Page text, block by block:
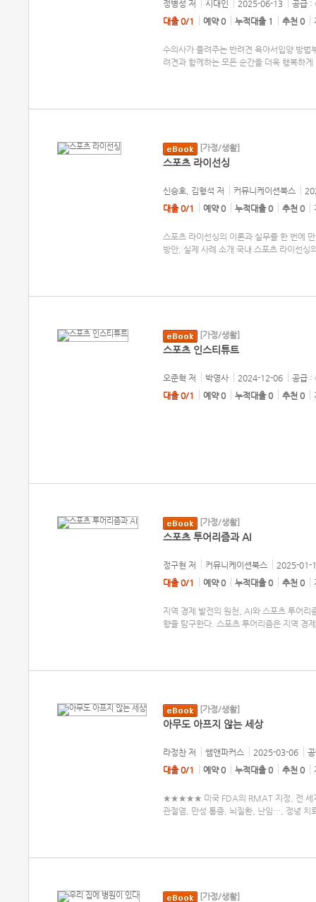
정병성 저 시대인 2025-06-13
공급 :
대출 0/1
예약 0 누적대출 1 추천 0
수의사가 들려주는 반려견 육아서입양 방
려견과 함께하는 모든 순간을 더욱 행복하
[가정/생활]
스포츠 라이선싱
신승호, 김형석 저 커뮤니케이션북스
대출 0/1
예약 0 누적대출 0 추천 0
스포츠 라이선싱의 이론과 실무를 한 번에
방안, 실제 사례 소개 국내 스포츠 라이선싱
[가정/생활]
스포츠 인스티튜트
오준혁 저 박영사 2024-12-06
공급 :
대출 0/1
예약 0 누적대출 0 추천 0
[가정/생활]
스포츠 투어리즘과 AI
정구현 저 커뮤니케이션북스
2025-01-
대출 0/1
예약 0 누적대출 0 추천 0
지역 경제 발전의 원천, AI와 스포츠 투어리
향을 탐구한다. 스포츠 투어리즘은 지역 경
[가정/생활]
아무도 아프지 않는 세상
라정찬 저 쌤앤파커스 2025-03-06
대출 0/1
예약 0 누적대출 0 추천 0
★★★★★ 미국 FDA의 RMAT 지정, 전 세계
관절염, 만성 통증, 뇌질환, 난임…, 정녕 치
[가정/생활]